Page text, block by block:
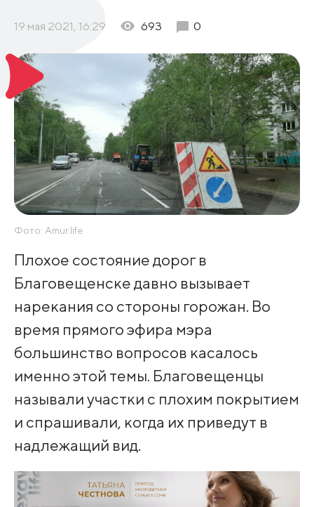
19 мая 2021, 16:29 693 0
Фото: Amur.life
Плохое состояние дорог в
Благовещенске давно вызывает
нарекания со стороны горожан. Во
время прямого эфира мэра
большинство вопросов касалось
именно этой темы. Благовещенцы
называли участки с плохим покрытием
и спрашивали, когда их приведут в
надлежащий вид.